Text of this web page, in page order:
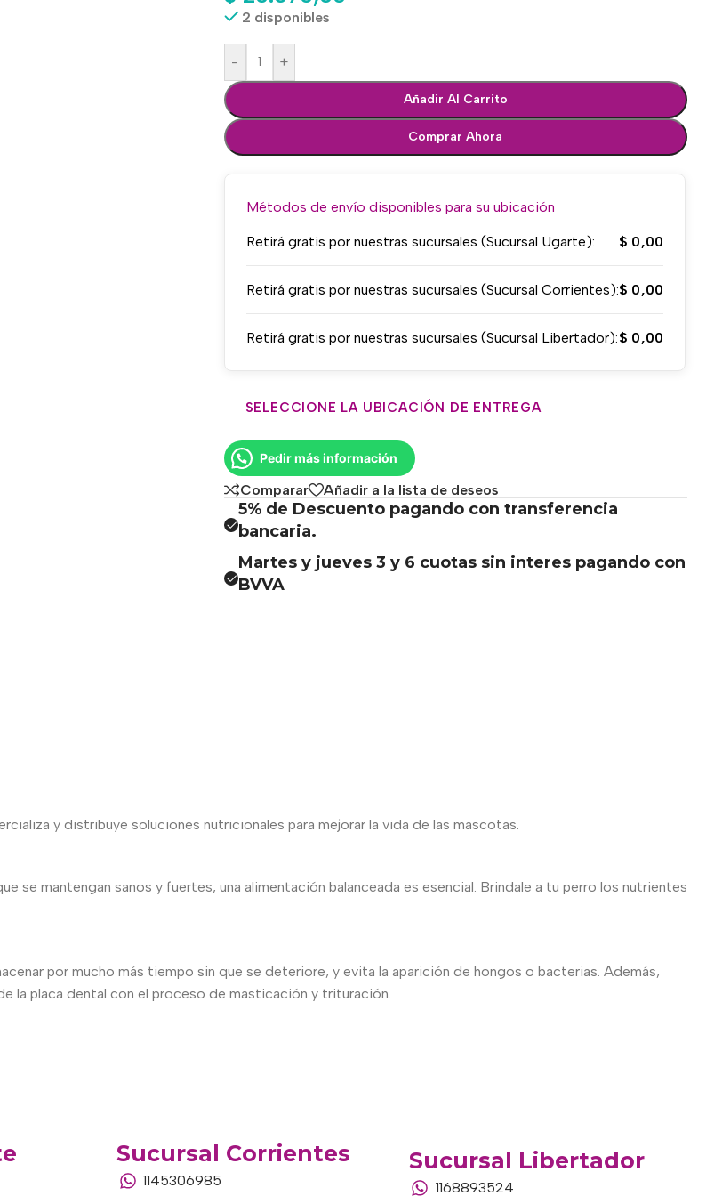
2 disponibles
- +
Añadir Al Carrito
Comprar Ahora
Métodos de envío disponibles para su ubicación
Retirá gratis por nuestras sucursales (Sucursal Ugarte): $ 0,00
Retirá gratis por nuestras sucursales (Sucursal Corrientes):$ 0,00
Retirá gratis por nuestras sucursales (Sucursal Libertador):$ 0,00
SELECCIONE LA UBICACIÓN DE ENTREGA
Pedir más información
Comparar Añadir a la lista de deseos
5% de Descuento pagando con transferencia
bancaria.
Martes y jueves 3 y 6 cuotas sin interes pagando con
BVVA
y distribuye soluciones nutricionales para mejorar la vida de las mascotas.
se mantengan sanos y fuertes, una alimentación balanceada es esencial. Brindale a tu perro los nutrientes
por mucho más tiempo sin que se deteriore, y evita la aparición de hongos o bacterias. Además,
la placa dental con el proceso de masticación y trituración.
Sucursal Corrientes
1145306985
Sucursal Libertador
1168893524